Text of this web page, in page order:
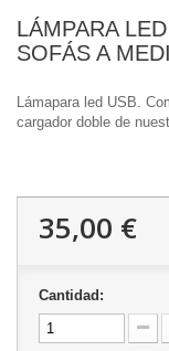
LÁMPARA
SOFÁS A
Lámapara led USB.
cargador doble de
35,00 €
Cantidad: